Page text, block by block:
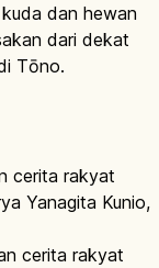
dan hewan
dari dekat
Tōno.
cerita rakyat
Yanagita Kunio,
cerita rakyat